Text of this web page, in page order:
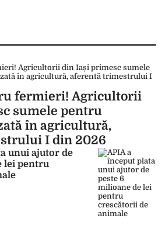
fermieri! Agricultorii
sumele pentru
în agricultură,
I din 2026
unui ajutor de
lei pentru